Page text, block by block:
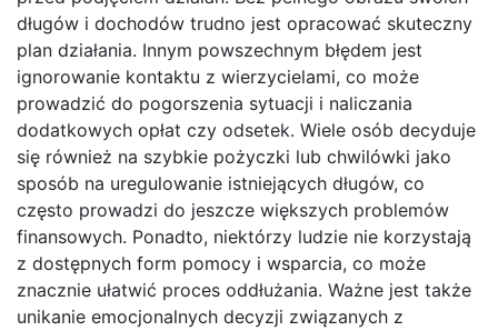
długów i dochodów trudno jest opracować skuteczny
plan działania. Innym powszechnym błędem jest
ignorowanie kontaktu z wierzycielami, co może
prowadzić do pogorszenia sytuacji i naliczania
dodatkowych opłat czy odsetek. Wiele osób decyduje
się również na szybkie pożyczki lub chwilówki jako
sposób na uregulowanie istniejących długów, co
często prowadzi do jeszcze większych problemów
finansowych. Ponadto, niektórzy ludzie nie korzystają
z dostępnych form pomocy i wsparcia, co może
znacznie ułatwić proces oddłużania. Ważne jest także
unikanie emocjonalnych decyzji związanych z